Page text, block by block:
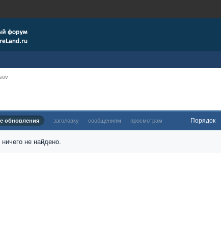
обновления заголовку сообщениям просмотрам Порядок
не найдено.